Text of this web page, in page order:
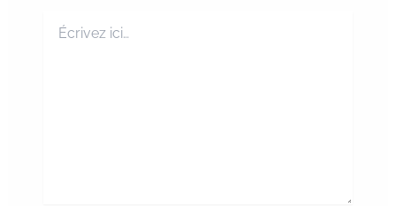
ici…